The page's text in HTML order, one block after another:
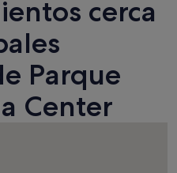
cerca
Parque
Center